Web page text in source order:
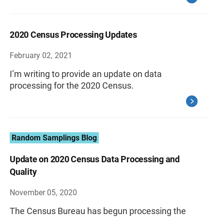
2020 Census Processing Updates
February 02, 2021
I’m writing to provide an update on data
processing for the 2020 Census.
Random Samplings Blog
Update on 2020 Census Data Processing and
Quality
November 05, 2020
The Census Bureau has begun processing the